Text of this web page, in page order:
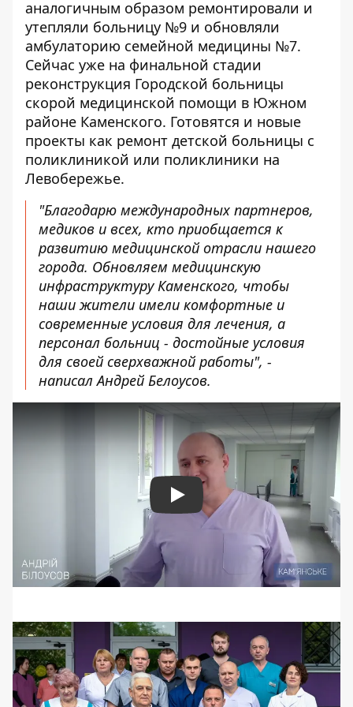
аналогичным образом ремонтировали и
утепляли больницу №9 и обновляли
амбулаторию семейной медицины №7.
Сейчас уже на финальной стадии
реконструкция Городской больницы
скорой медицинской помощи в Южном
районе Каменского. Готовятся и новые
проекты как ремонт детской больницы с
поликлиникой или поликлиники на
Левобережье.
"Благодарю международных партнеров,
медиков и всех, кто приобщается к
развитию медицинской отрасли нашего
города. Обновляем медицинскую
инфраструктуру Каменского, чтобы
наши жители имели комфортные и
современные условия для лечения, а
персонал больниц - достойные условия
для своей сверхважной работы", -
написал Андрей Белоусов.
Play